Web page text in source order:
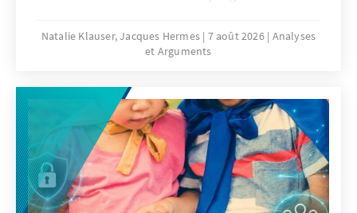
Rahmenbedingungen können dazu beitragen,
dass mehr Kinderwünsche verwirklicht
ein Vergleich familienpolitischer Ansätze
verschiedener Länder liefern Hinweise für
eine bedarfsgerechte Weiterentwicklung der
Familienpolitik in Deutschland.
Natalie Klauser, Jacques Hermes 7 août 2026 Analyses
et Arguments